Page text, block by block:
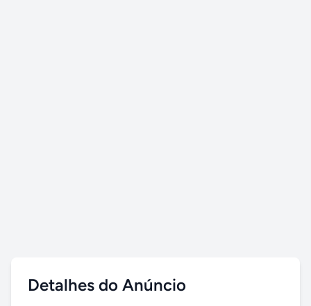
Detalhes do Anúncio